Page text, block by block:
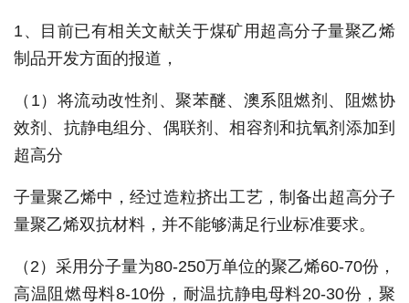
1、目前已有相关文献关于煤矿用超高分子量聚乙烯
制品开发方面的报道，
（1）将流动改性剂、聚苯醚、澳系阻燃剂、阻燃协
效剂、抗静电组分、偶联剂、相容剂和抗氧剂添加到
超高分
子量聚乙烯中，经过造粒挤出工艺，制备出超高分子
量聚乙烯双抗材料，并不能够满足行业标准要求。
（2）采用分子量为80-250万单位的聚乙烯60-70份，
高温阻燃母料8-10份，耐温抗静电母料20-30份，聚